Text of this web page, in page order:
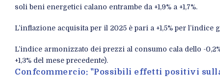
soli beni energetici calano entrambe da +1,9% a +1,7%.
L’inflazione acquisita per il 2025 è pari a +1,5% per l’indice
L’indice armonizzato dei prezzi al consumo cala dello -
+1,3% del mese precedente).
Confcommercio: "Possibili effetti positivi